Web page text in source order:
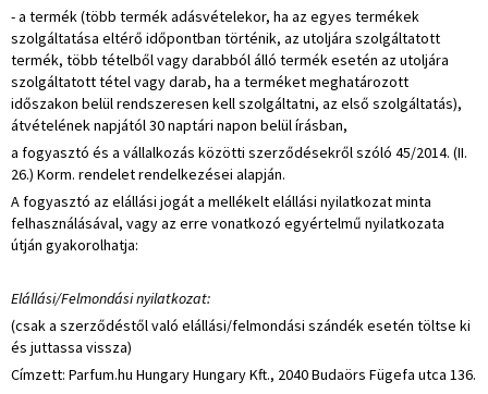
- a termék (több termék adásvételekor, ha az egyes termékek
szolgáltatása eltérő időpontban történik, az utoljára szolgáltatott
termék, több tételből vagy darabból álló termék esetén az utoljára
szolgáltatott tétel vagy darab, ha a terméket meghatározott
időszakon belül rendszeresen kell szolgáltatni, az első szolgáltatás),
átvételének napjától 30 naptári napon belül írásban,
a fogyasztó és a vállalkozás közötti szerződésekről szóló 45/2014. (II.
26.) Korm. rendelet rendelkezései alapján.
A fogyasztó az elállási jogát a mellékelt elállási nyilatkozat minta
felhasználásával, vagy az erre vonatkozó egyértelmű nyilatkozata
útján gyakorolhatja:
Elállási/Felmondási nyilatkozat:
(csak a szerződéstől való elállási/felmondási szándék esetén töltse ki
és juttassa vissza)
Címzett: Parfum.hu Hungary Hungary Kft., 2040 Budaörs Fügefa utca 136.